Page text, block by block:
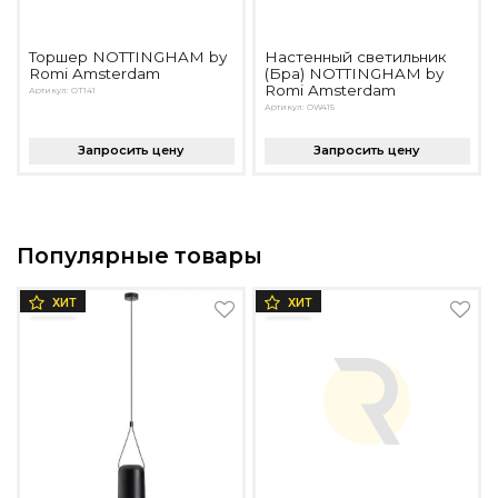
Торшер NOTTINGHAM by
Romi Amsterdam
Артикул: OT141
Запросить цену
Настенный светильник
(Бра) NOTTINGHAM by
Romi Amsterdam
Артикул: OW415
Запросить цену
Популярные товары
ХИТ ХИТ